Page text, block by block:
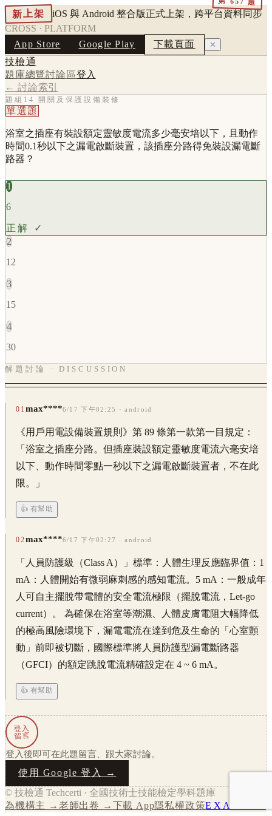
新上架
iOS 與 Android 整合版正式上架，跨平台資料同步
CROSS · PLATFORM
App Store
Google Play 下載頁面 ✕
技檢通
題庫總覽討論區登入
← 討論索引
題組14 開關及保護設備裝修
單選題
浴室之插座有裝設額定靈敏度電流多少毫安培以下，且動作
時間0.1秒以下之漏電啟斷裝置，該插座分路得免裝設漏電斷
路器？
1
6
正解 ✓
2
12
3
15
4
30
解題討論 · DISCUSSION
01 max****6/17 下午02:25 · android
《用戶用電設備裝置規則》第 89 條第一款第一目規定： ​
「浴室之插座分路。但插座裝設額定靈敏度電流六毫安培
以下、動作時間零點一秒以下之漏電啟斷裝置者，不在此
限。」
👍 有幫助
02max****6/17 下午02:27 · android
「人員防護級（Class A）」標準： ​人體生理反應臨界值： ​1
mA：人體開始有微弱麻刺感的感知電流。 ​5 mA：一般成年
人可自主擺脫帶電體的安全電流極限（擺脫電流，Let-go
current）。 為確保在浴室等潮濕、人體皮膚電阻大幅降低
的極高風險環境下，漏電電流在達到危及生命的「心室顫
動」前即被切斷，國際標準將人員防護型漏電斷路器
（GFCI）的額定跳脫電流精確設定在 4 ~ 6 mA。
👍 有幫助
登入
留言
登入後即可在此題留言、跟大家討論。
使用 Google 登入 →
© 技檢通 Techcerti · 全國技術士技能檢定學科題庫
為機構主 → 老師出卷 → 下載 App隱私權政策EXAMS →